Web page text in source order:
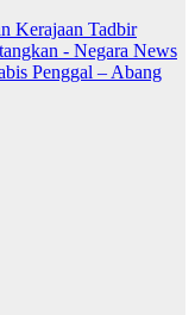
Kerajaan Tadbir
- Negara News
Penggal – Abang